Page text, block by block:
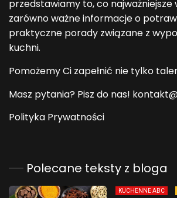
przedstawiamy to, co najważniejsze
zarówno ważne informacje o
praktyczne porady związane z
kuchni.
Pomożemy Ci zapełnić nie tylko
Masz pytania? Pisz do nas!
Polityka Prywatności
Polecane teksty z bloga
KUCHENNE ABC